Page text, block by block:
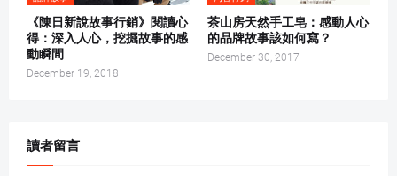
《陳日新說故事行銷》閱讀心
得：深入人心，挖掘故事的感
動瞬間
December 19, 2018
茶山房天然手工皂：感動人心
的品牌故事該如何寫？
December 30, 2017
讀者留言